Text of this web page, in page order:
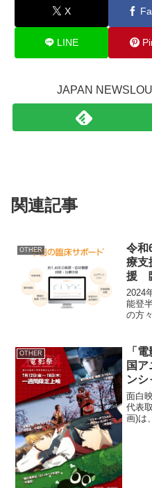
X
LINE
JAPAN
関連記事
OTHER
令和
療支
援
臨床
2024
能登
の方
式会
石川
OTHER
「
国
ンシ
り1
面白
代表
画)は